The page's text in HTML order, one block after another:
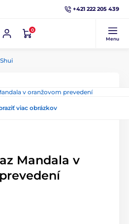
+421 222 205 439
0
Menu
viac obrázkov
Mandala v